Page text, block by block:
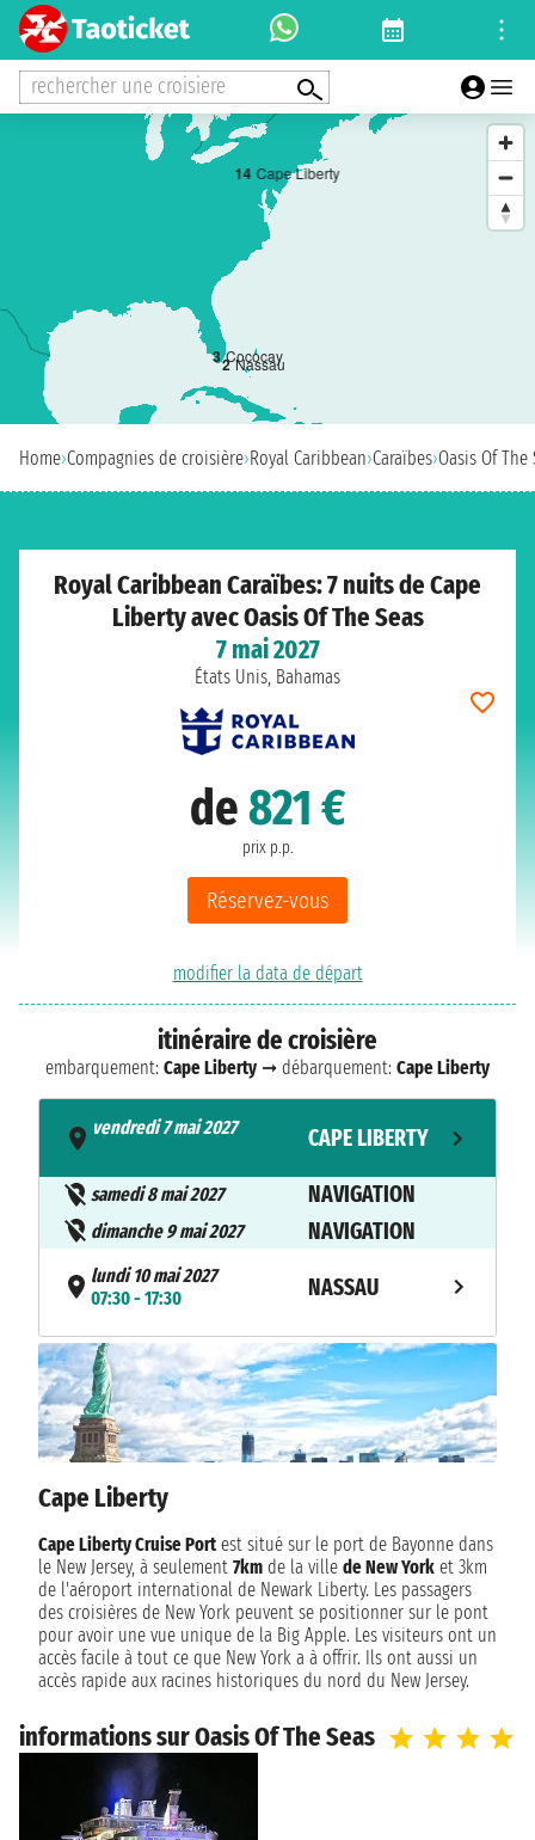
rechercher une croisiere
14 Cape Liberty
2 Nassau
3 Cococay
Home›Compagnies de croisière›Royal Caribbean›Caraïbes›Oasis Of The
Royal Caribbean Caraïbes: 7 nuits de Cape
Liberty avec Oasis Of The Seas
7 mai 2027
États Unis, Bahamas
de821 €
prix p.p.
Réservez-vous
modifier la data de départ
itinéraire de croisière
embarquement: Cape Liberty ➞ débarquement: Cape Liberty
vendredi 7 mai 2027
CAPE LIBERTY
samedi 8 mai 2027 NAVIGATION
dimanche 9 mai 2027 NAVIGATION
lundi 10 mai 2027
07:30 - 17:30
NASSAU
mardi 11 mai 2027
07:00 - 17:00
COCOCAY
mercredi 12 mai 2027 NAVIGATION
jeudi 13 mai 2027 NAVIGATION
vendredi 14 mai 2027
Cape Liberty
Cape Liberty Cruise Portest situé sur le port de Bayonne dans
le New Jersey, à seulement 7km de la ville de New York et 3km
de l'aéroport international de Newark Liberty. Les passagers
des croisières de New York peuvent se positionner sur le pont
pour avoir une vue unique de la Big Apple. Les visiteurs ont un
accès facile à tout ce que New York a à offrir. Ils ont aussi un
accès rapide aux racines historiques du nord du New Jersey.
Un parking gratuit est situé à côté du terminal de croisière.
informations sur Oasis Of The Seas